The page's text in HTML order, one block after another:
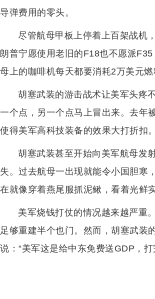
导弹费用的零头。
尽管航母甲板上停着上百架战机
朗普宁愿使用老旧的F18也不愿派
母上的咖啡机每天都要消耗2万美元燃
胡塞武装的游击战术让美军头疼
一个点，另一个点马上冒出来。去年
使得美军高科技装备的效果大打折扣。
胡塞武装甚至开始向美军航母发
失。过去航母一出现就能令小国胆寒
在就像穿着燕尾服抓泥鳅，看着光鲜
美军烧钱打仗的情况越来越严重
足够重建半个也门。然而，胡塞武装
说：“美军这是给中东免费送GDP，